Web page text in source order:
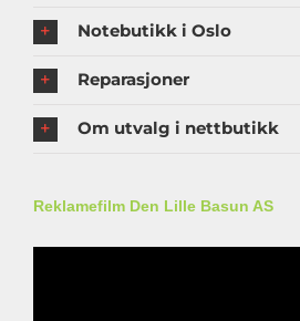
Notebutikk i Oslo
Reparasjoner
Om utvalg i nettbutikk
Reklamefilm Den Lille Basun AS